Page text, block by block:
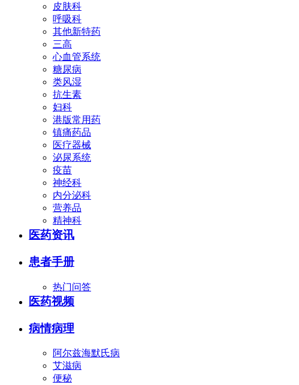
皮肤科
呼吸科
其他新特药
三高
心血管系统
糖尿病
类风湿
抗生素
妇科
港版常用药
镇痛药品
医疗器械
泌尿系统
疫苗
神经科
内分泌科
营养品
精神科
医药资讯
患者手册
热门问答
医药视频
病情病理
阿尔兹海默氏病
艾滋病
便秘